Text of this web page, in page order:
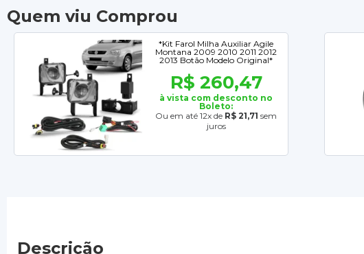
Quem viu Comprou
*Kit Farol Milha Auxiliar Agile
Montana 2009 2010 2011 2012
2013 Botão Modelo Original*
R$ 260,47
à vista com desconto no
Boleto:
Ou em até 12x de R$ 21,71 sem
juros
Descrição